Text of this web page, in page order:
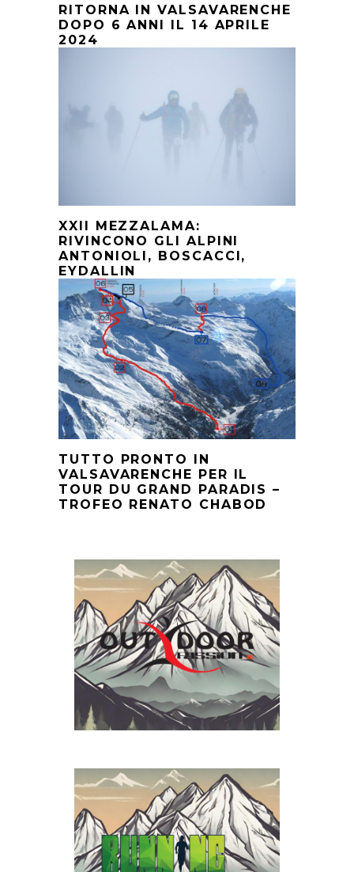
RITORNA IN VALSAVARENCHE
DOPO 6 ANNI IL 14 APRILE
2024
XXII MEZZALAMA:
RIVINCONO GLI ALPINI
ANTONIOLI, BOSCACCI,
EYDALLIN
TUTTO PRONTO IN
VALSAVARENCHE PER IL
TOUR DU GRAND PARADIS –
TROFEO RENATO CHABOD